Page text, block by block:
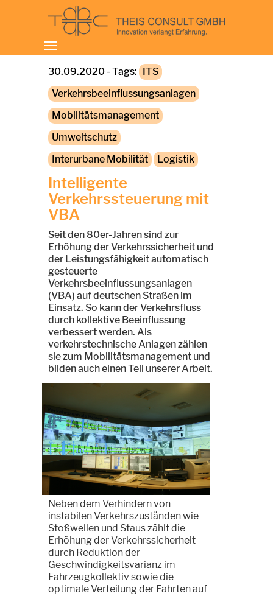
Toggle
navigation
30.09.2020 - Tags: ITS
Verkehrsbeeinflussungsanlagen
Mobilitätsmanagement
Umweltschutz
Interurbane Mobilität
Logistik
Intelligente
Verkehrssteuerung mit
VBA
Seit den 80er-Jahren sind zur
Erhöhung der Verkehrssicherheit und
der Leistungsfähigkeit automatisch
gesteuerte
Verkehrsbeeinflussungsanlagen
(VBA) auf deutschen Straßen im
Einsatz. So kann der Verkehrsfluss
durch kollektive Beeinflussung
verbessert werden. Als
verkehrstechnische Anlagen zählen
sie zum Mobilitätsmanagement und
bilden auch einen Teil unserer Arbeit.
Neben dem Verhindern von
instabilen Verkehrszuständen wie
Stoßwellen und Staus zählt die
Erhöhung der Verkehrssicherheit
durch Reduktion der
Geschwindigkeitsvarianz im
Fahrzeugkollektiv sowie die
optimale Verteilung der Fahrten auf